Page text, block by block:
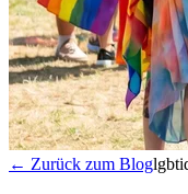
← Zurück zum Blog